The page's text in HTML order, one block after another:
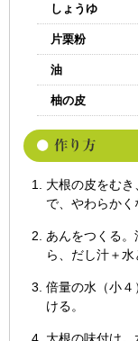
しょうゆ
片栗粉
油
柚の皮
大根の皮をむ
で、やわらかく
あんをつくる
ら、だし汁＋水
倍量の水（小
ける。